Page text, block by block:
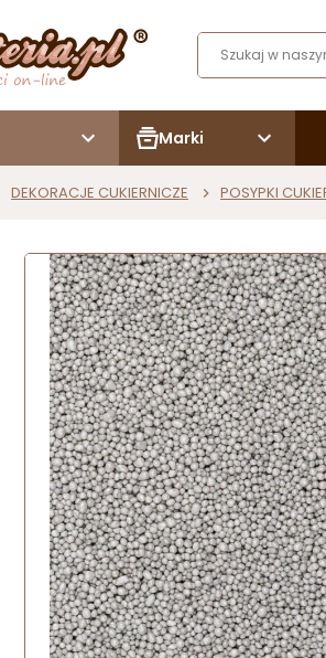
Marki
DEKORACJE CUKIERNICZE POSYPKI